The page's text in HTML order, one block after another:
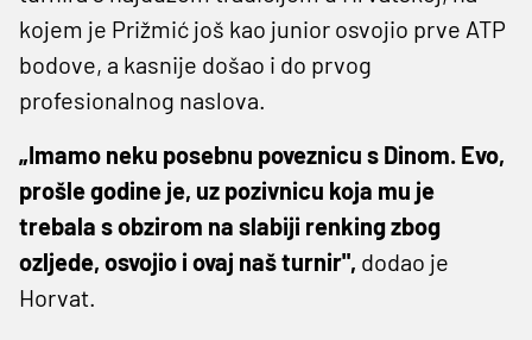
kojem je Prižmić još kao junior osvojio prve ATP
bodove, a kasnije došao i do prvog
profesionalnog naslova.
„Imamo neku posebnu poveznicu s Dinom. Evo,
prošle godine je, uz pozivnicu koja mu je
trebala s obzirom na slabiji renking zbog
ozljede, osvojio i ovaj naš turnir", dodao je
Horvat.